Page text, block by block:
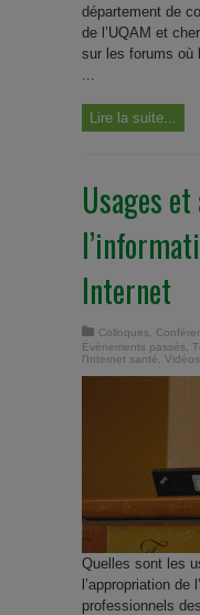
département de
de l’UQAM et
sur les forums où
Lire la suite...
Usages
Internet
Colloques
Évènements passés
l'Internet santé
Vidéos
Quelles sont les
l’appropriation de
professionnels